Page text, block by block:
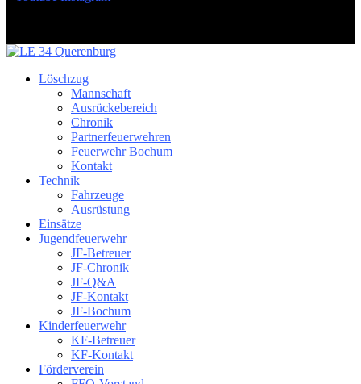
Löschzug
Mannschaft
Ausrückebereich
Chronik
Partnerfeuerwehren
Feuerwehr Bochum
Kontakt
Technik
Fahrzeuge
Ausrüstung
Einsätze
Jugendfeuerwehr
JF-Betreuer
JF-Chronik
JF-Q&A
JF-Kontakt
JF-Bochum
Kinderfeuerwehr
KF-Betreuer
KF-Kontakt
Förderverein